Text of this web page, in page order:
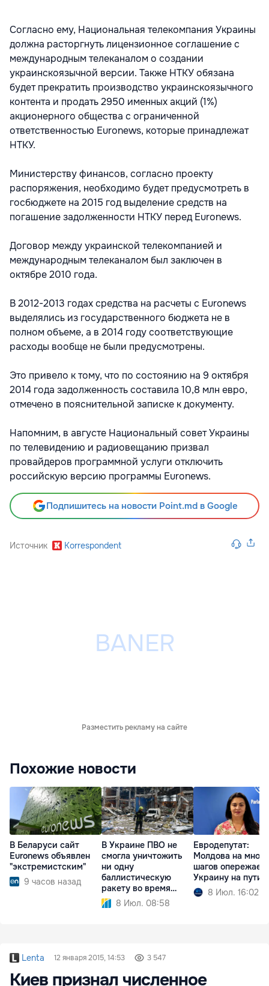
Согласно ему, Национальная телекомпания Украины
должна расторгнуть лицензионное соглашение с
международным телеканалом о создании
украинскоязычной версии. Также НТКУ обязана
будет прекратить производство украинскоязычного
контента и продать 2950 именных акций (1%)
акционерного общества с ограниченной
ответственностью Euronews, которые принадлежат
НТКУ.
Министерству финансов, согласно проекту
распоряжения, необходимо будет предусмотреть в
госбюджете на 2015 год выделение средств на
погашение задолженности НТКУ перед Euronews.
Договор между украинской телекомпанией и
международным телеканалом был заключен в
октябре 2010 года.
В 2012-2013 годах средства на расчеты с Euronews
выделялись из государственного бюджета не в
полном объеме, а в 2014 году соответствующие
расходы вообще не были предусмотрены.
Это привело к тому, что по состоянию на 9 октября
2014 года задолженность составила 10,8 млн евро,
отмечено в пояснительной записке к документу.
Напомним, в августе Национальный совет Украины
по телевидению и радиовещанию призвал
провайдеров программной услуги отключить
российскую версию программы Euronews.
Подпишитесь на новости Point.md в Google
Источник Korrespondent
Разместить рекламу на сайте
Похожие новости
В Беларуси сайт
Euronews объявлен
"экстремистским"
9 часов назад
В Украине ПВО не
смогла уничтожить
ни одну
баллистическую
ракету во время
атаки РФ
8 Июл. 08:58
Евродепутат:
Молдова на много
шагов опережает
Украину на пути
8 Июл. 16:02
Lenta 12 января 2015, 14:53 3 547
Киев признал численное